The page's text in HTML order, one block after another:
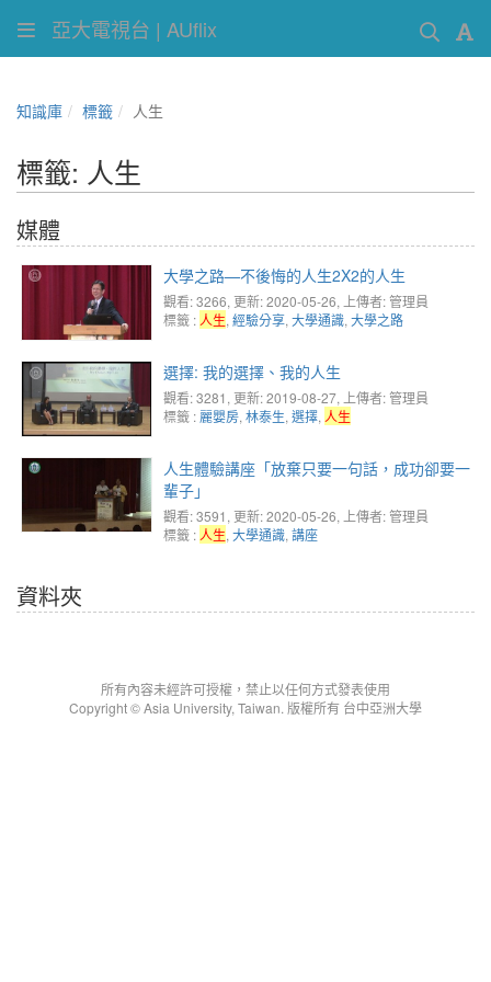
亞大電視台 | AUflix
知識庫 標籤 人生
標籤: 人生
媒體
大學之路—不後悔的人生2X2的人生
觀看: 3266, 更新: 2020-05-26, 上傳者: 管理員
標籤 : 人生, 經驗分享, 大學通識, 大學之路
選擇: 我的選擇、我的人生
觀看: 3281 , 更新: 2019-08-27, 上傳者: 管理員
標籤 : 麗嬰房, 林泰生, 選擇, 人生
人生體驗講座「放棄只要一句話，成功卻要一
輩子」
觀看: 3591 , 更新: 2020-05-26, 上傳者: 管理員
標籤 : 人生, 大學通識, 講座
資料夾
所有內容未經許可授權，禁止以任何方式發表使用
Copyright © Asia University, Taiwan. 版權所有 台中亞洲大學